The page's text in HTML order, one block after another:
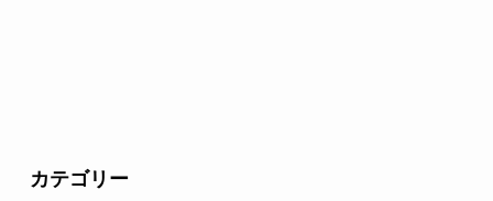
カテゴリー